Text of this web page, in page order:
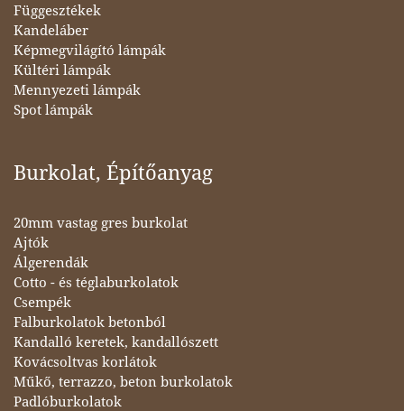
Függesztékek
Kandeláber
Képmegvilágító lámpák
Kültéri lámpák
Mennyezeti lámpák
Spot lámpák
Burkolat, Építőanyag
20mm vastag gres burkolat
Ajtók
Álgerendák
Cotto - és téglaburkolatok
Csempék
Falburkolatok betonból
Kandalló keretek, kandallószett
Kovácsoltvas korlátok
Műkő, terrazzo, beton burkolatok
Padlóburkolatok